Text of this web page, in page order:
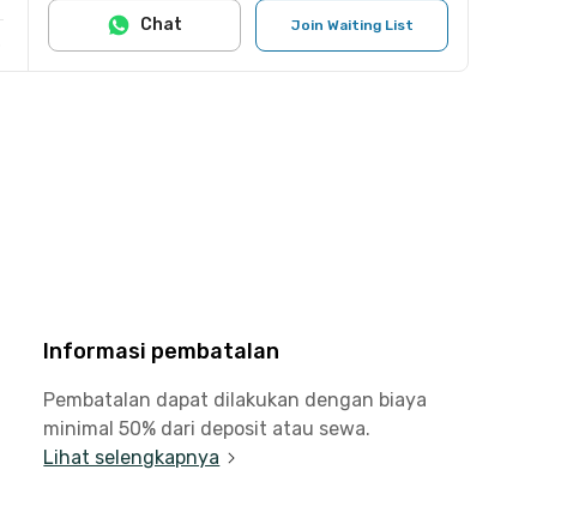
Join Waiting List
Chat
Informasi pembatalan
Pembatalan dapat dilakukan dengan biaya
minimal 50% dari deposit atau sewa.
Lihat selengkapnya